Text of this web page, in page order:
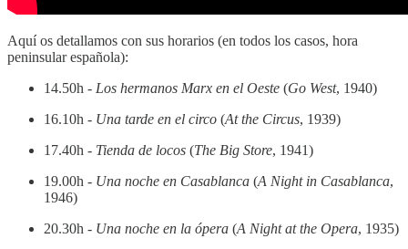
Aquí os detallamos con sus horarios (en todos los casos, hora
peninsular española):
14.50h - Los hermanos Marx en el Oeste (Go West, 1940)
16.10h - Una tarde en el circo (At the Circus, 1939)
17.40h - Tienda de locos (The Big Store, 1941)
19.00h - Una noche en Casablanca (A Night in Casablanca,
1946)
20.30h - Una noche en la ópera (A Night at the Opera, 1935)